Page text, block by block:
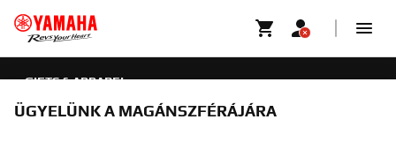
GIFTS & APPAREL
VÁLLALATI
ÜGYELÜNK A MAGÁNSZFÉRÁJÁRA